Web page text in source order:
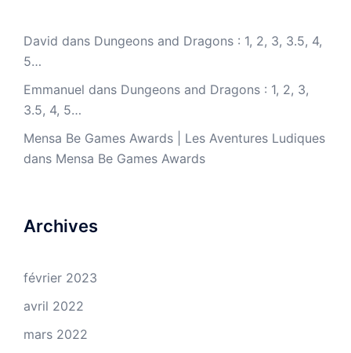
David dans Dungeons and Dragons : 1, 2, 3, 3.5, 4,
5…
Emmanuel dans Dungeons and Dragons : 1, 2, 3,
3.5, 4, 5…
Mensa Be Games Awards | Les Aventures Ludiques
dans Mensa Be Games Awards
Archives
février 2023
avril 2022
mars 2022